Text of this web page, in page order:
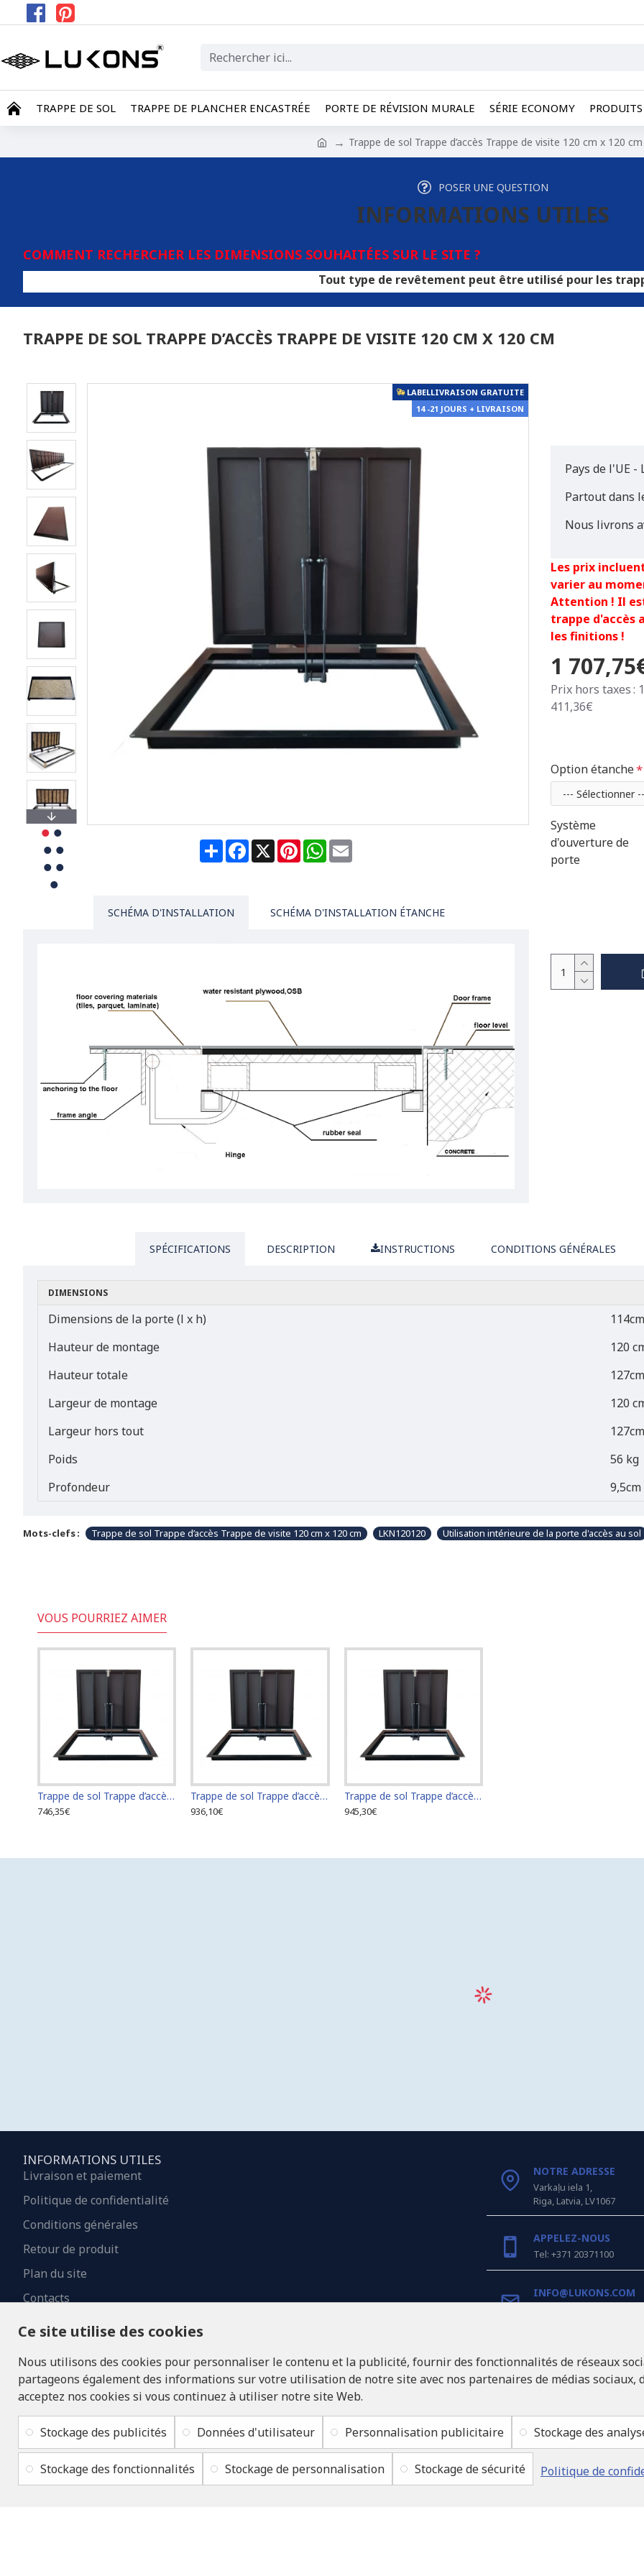
TRAPPE DE SOL TRAPPE DE PLANCHER ENCASTRÉE PORTE DE RÉVISION MURALE SÉRIE ECONOMY
Trappe de sol Trappe d’accès Trappe de visite 120 cm x 120 cm
POSER UNE QUESTION
INFORMATIONS UTILES
COMMENT RECHERCHER LES DIMENSIONS SOUHAITÉES SUR LE SITE ?
Tout type de revêtement peut être utilisé pour les trappes. Une
TRAPPE DE SOL TRAPPE D’ACCÈS TRAPPE DE VISITE 120 CM X 120 CM
LABELLIVRAISON GRATUITE
14 -21 JOURS + LIVRAISON
ShareFacebook
X PinterestWhatsApp
Email
SCHÉMA D'INSTALLATION SCHÉMA D'INSTALLATION ÉTANCHE
Pays de l'UE
Partout dans
Nous livrons
Les prix
varier au
Attention ! Il
trappe d'accès
les finitions !
1
Prix hors taxes : 1
411,36€
Option étanche
Système
d'ouverture de
porte
SPÉCIFICATIONS DESCRIPTION INSTRUCTIONS CONDITIONS GÉNÉRALES
DIMENSIONS
Dimensions de la porte (l x h)
Hauteur de montage
120
Hauteur totale
127cm
Largeur de montage
120
Largeur hors tout
127cm
Poids
56 kg
Profondeur
9,5cm
Mots-clefs : Trappe de sol Trappe d’accès Trappe de visite 120 cm x 120 cm LKN120120 Utilisation intérieure de la porte d'accès au sol
VOUS POURRIEZ AIMER
Trappe de sol Trappe d’accès Trappe de visite 60 cm x 60 cm
746,35€
Trappe de sol Trappe d’accès Trappe de visite 60 cm x 70 cm "H"
936,10€
Trappe de sol Trappe d’accès Trappe de visite 60 cm x 80 cm "H"
945,30€
INFORMATIONS UTILES
Livraison et paiement
Politique de confidentialité
Conditions générales
Retour de produit
Plan du site
Contacts
NOTRE ADRESSE
Varkaļu iela 1,
Riga, Latvia, LV1067
APPELEZ-NOUS
Tel: +371 20371100
INFO@LUKONS.COM
RITONE Sarl
Reg. Nr. 40103717618
Numéro de TVA
1046
Copyright © 2019 - 2026, lukons.com, Tous droits réservés
Ce site utilise des cookies
Nous utilisons des cookies pour personnaliser le contenu et la publicité, fournir des fonctionnalités de réseaux
partageons également des informations sur votre utilisation de notre site avec nos partenaires de médias sociaux,
acceptez nos cookies si vous continuez à utiliser notre site Web.
Stockage des publicités Données d'utilisateur Personnalisation publicitaire Stockage des
Stockage des fonctionnalités Stockage de personnalisation Stockage de sécurité Politique de